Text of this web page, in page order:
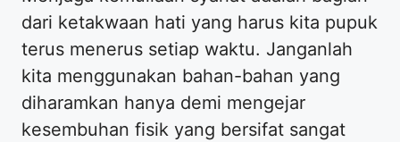
dari ketakwaan hati yang harus kita pupuk
terus menerus setiap waktu. Janganlah
kita menggunakan bahan-bahan yang
diharamkan hanya demi mengejar
kesembuhan fisik yang bersifat sangat